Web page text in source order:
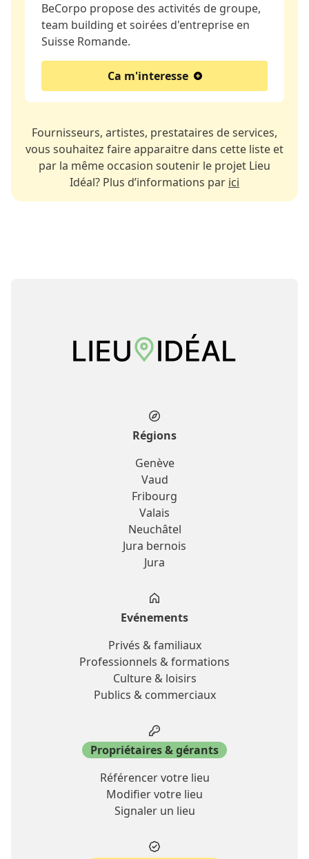
BeCorpo propose des activités de groupe,
team building et soirées d'entreprise en
Suisse Romande.
Ca m'interesse
Fournisseurs, artistes, prestataires de services,
vous souhaitez faire apparaitre dans cette liste et
par la même occasion soutenir le projet Lieu
Idéal? Plus d’informations par ici
Régions
Genève
Vaud
Fribourg
Valais
Neuchâtel
Jura bernois
Jura
Evénements
Privés & familiaux
Professionnels & formations
Culture & loisirs
Publics & commerciaux
Propriétaires & gérants
Référencer votre lieu
Modifier votre lieu
Signaler un lieu